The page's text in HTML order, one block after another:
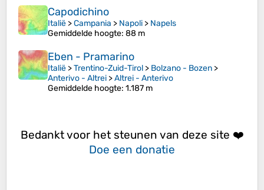
Capodichino
Italië >Campania > Napoli > Napels
Gemiddelde hoogte: 88 m
Eben - Pramarino
Italië >Trentino-Zuid-Tirol > Bolzano - Bozen >
Anterivo - Altrei >Altrei - Anterivo
Gemiddelde hoogte: 1.187 m
Bedankt voor het steunen van deze site ❤️
Doe een donatie